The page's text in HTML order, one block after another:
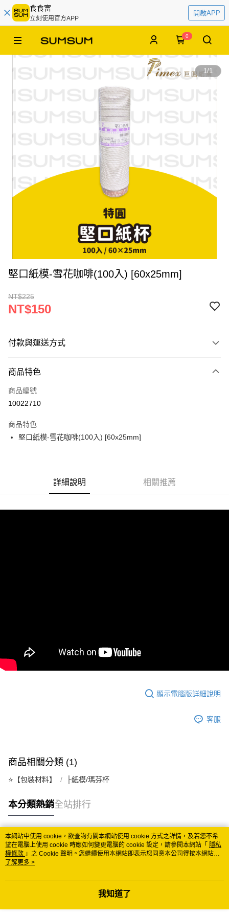
食食富
立刻使用官方APP
開啟APP
0
1/1
堅口紙模-雪花咖啡(100入) [60x25mm]
NT$225
NT$150
付款與運送方式
信用卡一次付款
超商取貨付款
Apple Pay
ATM付款
付款後7-11取貨
每筆NT$60
免運費
商品特色
商品編號
10022710
商品特色
堅口紙模-雪花咖啡(100入) [60x25mm]
詳細說明 相關推薦
顯示電腦版詳細說明
客服
商品相關分類 (1)
⭐️【包裝材料】 ├紙模/瑪芬杯
本分類熱銷全站排行
熱門標籤
本網站中使用 cookie，欲查詢有關本網站使用 cookie 方式之詳情，及若您不希
望在電腦上使用 cookie 時應如何變更電腦的 cookie 設定，請參閱本網站「 隱私
權條款 」之 Cookie 聲明。您繼續使用本網站即表示您同意本公司得按本網站使
用條款之 Cookie 聲明使用 cookie。
了解更多 >
我知道了